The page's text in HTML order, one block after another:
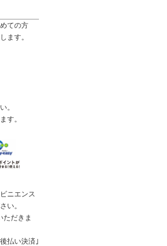
ての方
ます。
。
す。
ニエンス
い。
ただきま
払い決済｣